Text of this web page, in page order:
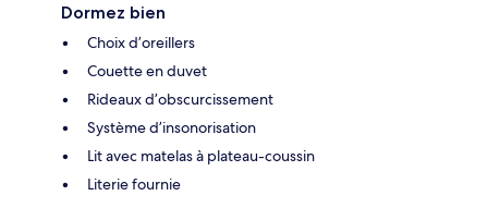
Dormez bien
Choix d’oreillers
Couette en duvet
Rideaux d’obscurcissement
Système d’insonorisation
Lit avec matelas à plateau-coussin
Literie fournie